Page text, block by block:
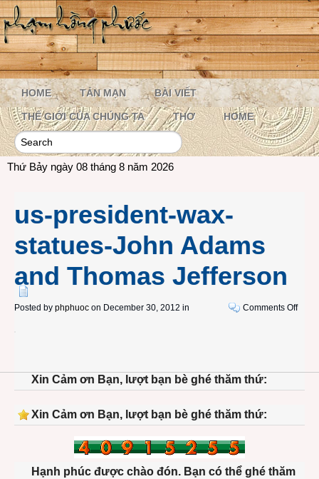
HOME TẢN MẠN BÀI VIẾT
THẾ GIỚI CỦA CHÚNG TA THƠ HOME
Thứ Bảy ngày 08 tháng 8 năm 2026
us-president-wax-
statues-John Adams
and Thomas Jefferson
Posted by phphuoc on December 30, 2012 in Comments Offon
Xin Cảm ơn Bạn, lượt bạn bè ghé thăm thứ:
Xin Cảm ơn Bạn, lượt bạn bè ghé thăm thứ:
Hạnh phúc được chào đón. Bạn có thể ghé thăm